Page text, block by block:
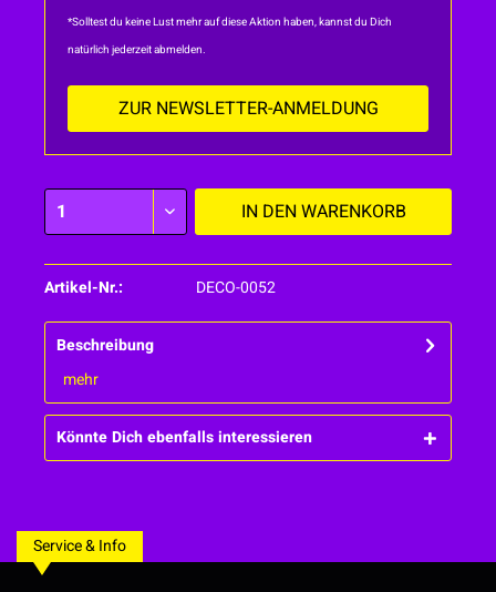
*Solltest du keine Lust mehr auf diese Aktion haben, kannst du Dich
natürlich jederzeit abmelden.
ZUR NEWSLETTER-ANMELDUNG
IN DEN WARENKORB
Artikel-Nr.: DECO-0052
Beschreibung
mehr
Könnte Dich ebenfalls interessieren
Service & Info